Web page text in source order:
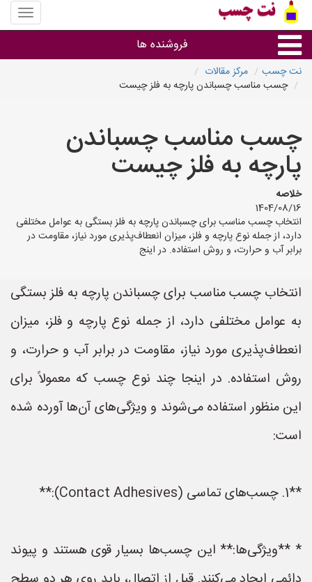
منوی
سایت
چسب
فروشنده ها
گروه ها
نت چسب
مرکز مقالات
چسب مناسب چسباندن پارچه به فلز چیست
چسب مناسب چسباندن
پارچه به فلز چیست
خلاصه
1404/08/16
انتخاب چسب مناسب برای چسباندن پارچه به فلز بستگی به عوامل مختلفی
دارد، از جمله نوع پارچه و فلز، میزان انعطاف‌پذیری مورد نیاز، مقاومت در
برابر آب و حرارت، و روش استفاده. در اینج
انتخاب چسب مناسب برای چسباندن پارچه به فلز بستگی
به عوامل مختلفی دارد، از جمله نوع پارچه و فلز، میزان
انعطاف‌پذیری مورد نیاز، مقاومت در برابر آب و حرارت، و
روش استفاده. در اینجا چند نوع چسب که معمولاً برای
این منظور استفاده می‌شوند و ویژگی‌های آن‌ها آورده شده
است:
**1. چسب‌های تماسی (Contact Adhesives):**
* **ویژگی‌ها:** این چسب‌ها بسیار قوی هستند و پیوند